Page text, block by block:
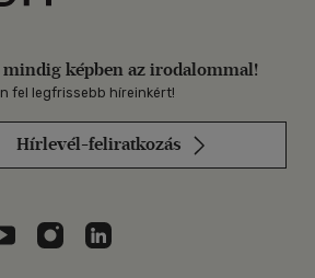
mindig képben az irodalommal!
fel legfrissebb híreinkért!
Hírlevél-feliratkozás
a Facebookon
Libri a Youtube-on
Libri az Instagramon
Libri a LinkedInen